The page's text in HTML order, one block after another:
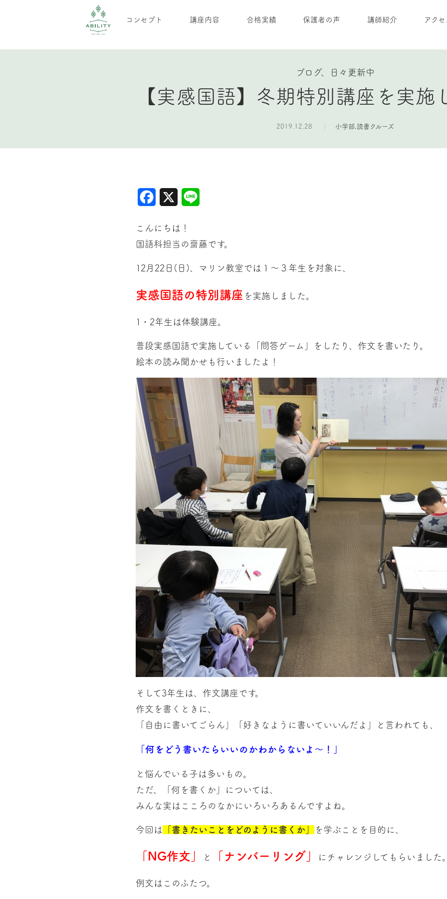
コンセプト 講座内容 合格実績 保護者の声 講師紹介 アク
ブログ、日々更新中
【実感国語】冬期特別講座を実施
2019.12.28 小学部 ,読書クルーズ
Facebook
こんにちは！
国語科担当の齋藤です。
12月22日(日)、マリン教室では１～３年生を対象に、
実感国語の特別講座 を実施しました。
1・2年生は体験講座。
普段実感国語で実施している「問答ゲーム」をしたり、作文を書いたり。
絵本の読み聞かせも行いましたよ！
そして3年生は、作文講座です。
作文を書くときに、
「自由に書いてごらん」「好きなように書いていいんだよ」と言われても、
「何をどう書いたらいいのかわからないよ～！」
と悩んでいる子は多いもの。
ただ、「何を書くか」については、
みんな実はこころのなかにいろいろあるんですよね。
今回は 「書きたいことをどのように書くか」 を学ぶことを目的に、
「NG作文」 と 「ナンバーリング」 にチャレンジしてもらいました
例文はこのふたつ。